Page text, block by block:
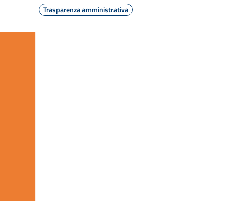
Trasparenza amministrativa